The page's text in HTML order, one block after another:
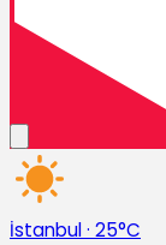
İstanbul· 25°C